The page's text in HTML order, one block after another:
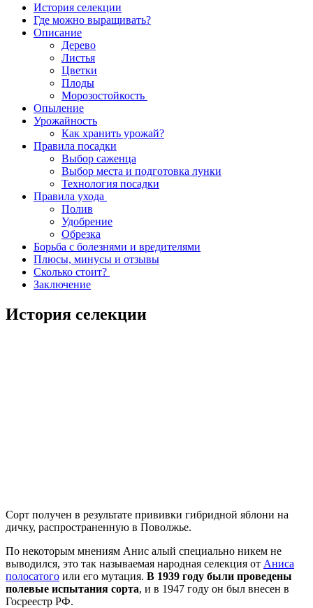
История селекции
Где можно выращивать?
Описание
Дерево
Листья
Цветки
Плоды
Морозостойкость
Опыление
Урожайность
Как хранить урожай?
Правила посадки
Выбор саженца
Выбор места и подготовка лунки
Технология посадки
Правила ухода
Полив
Удобрение
Обрезка
Борьба с болезнями и вредителями
Плюсы, минусы и отзывы
Сколько стоит?
Заключение
История селекции
Сорт получен в результате прививки гибридной яблони на
дичку, распространенную в Поволжье.
По некоторым мнениям Анис алый специально никем не
выводился, это так называемая народная селекция от Аниса
полосатого или его мутация. В 1939 году были проведены
полевые испытания сорта, и в 1947 году он был внесен в
Госреестр РФ.